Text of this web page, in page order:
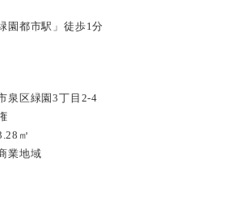
園都市駅」徒歩1分
区緑園3丁目2-4
㎡
地域